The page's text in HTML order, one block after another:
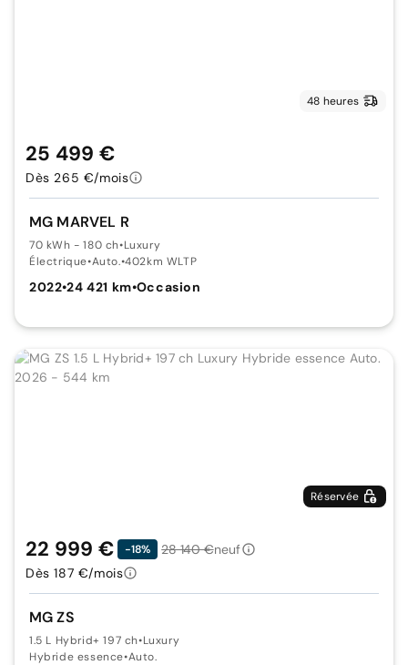
48 heures
MG MARVEL R
70 kWh - 180 ch•Luxury
Électrique•Auto.•402km WLTP
2022•24 421 km•Occasion
25 499 €
Dès 265 €/mois
Réservée
MG ZS
1.5 L Hybrid+ 197 ch•Luxury
Hybride essence•Auto.
22 999 € -18% 28 140 €neuf
Dès 187 €/mois